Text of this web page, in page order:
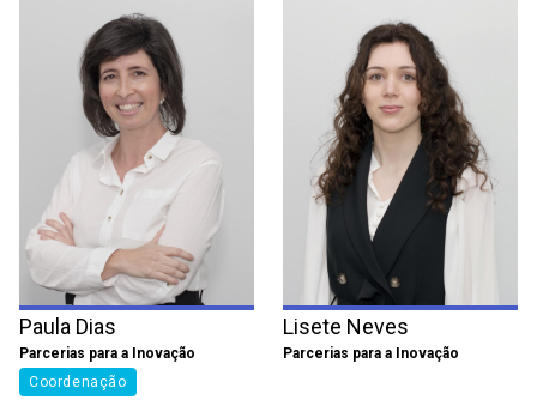
Paula Dias
Parcerias para a Inovação
Coordenação
Lisete Neves
Parcerias para a Inovação